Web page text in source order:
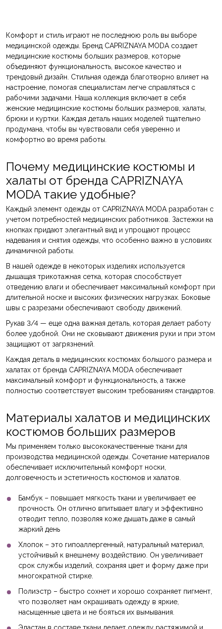
Комфорт и стиль играют не последнюю роль вы выборе
медицинской одежды. Бренд CAPRIZNAYA MODA создает
медицинские костюмы больших размеров, которые
объединяют функциональность, высокое качество и
трендовый дизайн. Стильная одежда благотворно влияет на
настроение, помогая специалистам легче справляться с
рабочими задачами. Наша коллекция включает в себя
женские медицинские костюмы больших размеров, халаты,
брюки и куртки. Каждая деталь наших моделей тщательно
продумана, чтобы вы чувствовали себя уверенно и
комфортно во время работы.
Почему медицинские костюмы и
халаты от бренда CAPRIZNAYA
MODA такие удобные?
Каждый элемент одежды от CAPRIZNAYA MODA разработан с
учетом потребностей медицинских работников. Застежки на
кнопках придают элегантный вид и упрощают процесс
надевания и снятия одежды, что особенно важно в условиях
динамичной работы.
В нашей одежде в некоторых изделиях используется
дышащая трикотажная сетка, которая способствует
отведению влаги и обеспечивает максимальный комфорт при
длительной носке и высоких физических нагрузках. Боковые
швы с разрезами обеспечивают свободу движений.
Рукав 3/4 — еще одна важная деталь, которая делает работу
более удобной. Они не сковывают движения руки и при этом
защищают от загрязнений.
Каждая деталь в медицинских костюмах большого размера и
халатах от бренда CAPRIZNAYA MODA обеспечивает
максимальный комфорт и функциональность, а также
полностью соответствует высоким требованиям стандартов.
Материалы халатов и медицинских
костюмов больших размеров
Мы применяем только высококачественные ткани для
производства медицинской одежды. Сочетание материалов
обеспечивает исключительный комфорт носки,
долговечность и эстетичность костюмов и халатов.
Бамбук – повышает мягкость ткани и увеличивает ее
прочность. Он отлично впитывает влагу и эффективно
отводит тепло, позволяя коже дышать даже в самый
жаркий день
Хлопок – это гипоаллергенный, натуральный материал,
устойчивый к внешнему воздействию. Он увеличивает
срок службы изделий, сохраняя цвет и форму даже при
многократной стирке.
Полиэстр – быстро сохнет и хорошо сохраняет пигмент,
что позволяет нам окрашивать одежду в яркие,
насыщенные цвета и не бояться их вымывания.
Эластан в составе ткани делает одежду растяжимой и